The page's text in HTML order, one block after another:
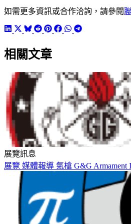
如需更多資訊或合作洽詢，請參閱
相關文章
展覽訊息
展覽 媒體報導 氣槍 G&G Armament